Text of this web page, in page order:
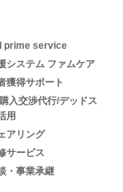
prime service
システム ファムケア
獲得サポート
入交渉代行/デッドス
用
アリング
サービス
・事業承継